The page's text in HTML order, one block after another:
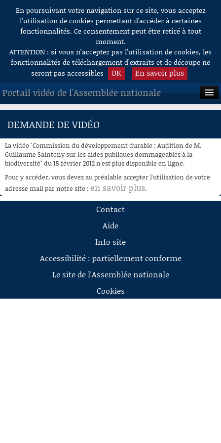
Aller au contenu
En poursuivant votre navigation sur ce site, vous acceptez
l’utilisation de cookies permettant d'accéder à certaines
fonctionnalités. Ce consentement peut être retiré à tout
moment.
ATTENTION : si vous n’acceptez pas l’utilisation de cookies, les
fonctionnalités de téléchargement d’extraits et de découpe ne
seront pas accessibles
OK En savoir plus
Portail vidéo de l'Assemblée nationale
ACCUEIL
À LA DEMANDE
RECHERCHE
AIDE À LA DÉCOUPE
DE VIDÉOS
DEMANDE DE VIDÉO
La vidéo "Commission du développement durable : Audition de M.
Guillaume Sainteny sur les aides publiques dommageables à la
biodiversité" du 15 février 2012 n'est plus disponible en ligne.
Pour y accéder, vous devez au préalable accepter l'utilisation de votre
adresse mail par notre site : en savoir plus.
Contact
Aide
Info site
Accessibilité : partiellement conforme
Le site de l'Assemblée nationale
Cookies